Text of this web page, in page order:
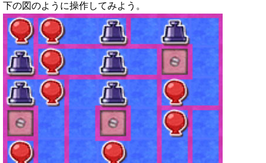
下の図のように操作してみよう。